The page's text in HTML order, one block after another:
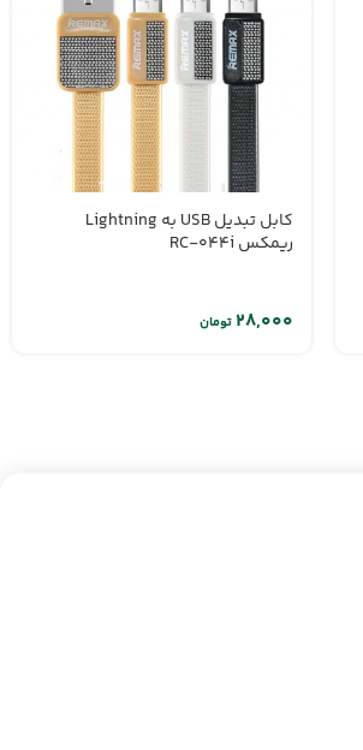
کابل تبدیل USB به Lightning
ریمکس RC-044i
تومان